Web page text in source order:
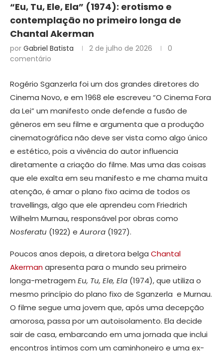
“Eu, Tu, Ele, Ela” (1974): erotismo e
contemplação no primeiro longa de
Chantal Akerman
por Gabriel Batista 2 de julho de 2026
0
comentário
Rogério Sganzerla foi um dos grandes diretores do
Cinema Novo, e em 1968 ele escreveu “O Cinema Fora
da Lei” um manifesto onde defende a fusão de
gêneros em seu filme e argumenta que a produção
cinematográfica não deve ser vista como algo único
e estético, pois a vivência do autor influencia
diretamente a criação do filme. Mas uma das coisas
que ele exalta em seu manifesto e me chama muita
atenção, é amar o plano fixo acima de todos os
travellings, algo que ele aprendeu com Friedrich
Wilhelm Murnau, responsável por obras como
Nosferatu (1922) e Aurora (1927).
Poucos anos depois, a diretora belga Chantal
Akermanapresenta para o mundo seu primeiro
longa-metragem Eu, Tu, Ele, Ela (1974), que utiliza o
mesmo princípio do plano fixo de Sganzerla e Murnau.
O filme segue uma jovem que, após uma decepção
amorosa, passa por um autoisolamento. Ela decide
sair de casa, embarcando em uma jornada que inclui
encontros íntimos com um caminhoneiro e uma ex-